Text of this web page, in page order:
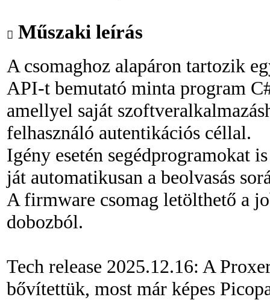
Műszaki leírás
A csomaghoz alapáron tartozik
API-t bemutató minta program
amellyel saját
felhasználó autentikációs céllal.
Igény esetén segédprogramokat
ját automatikusan a beolvasás
A firmware csomag letölthető a
dobozból.
Tech release 2025.12.16: A
bővítettük, most már képes